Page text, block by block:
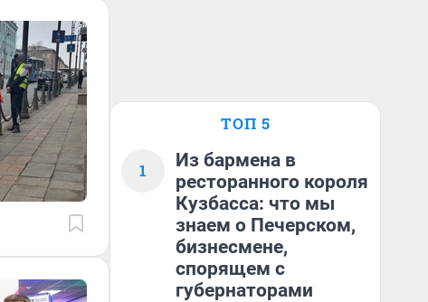
ТОП 5
1
Из бармена в
ресторанного короля
Кузбасса: что мы
знаем о Печерском,
бизнесмене,
спорящем с
губернаторами